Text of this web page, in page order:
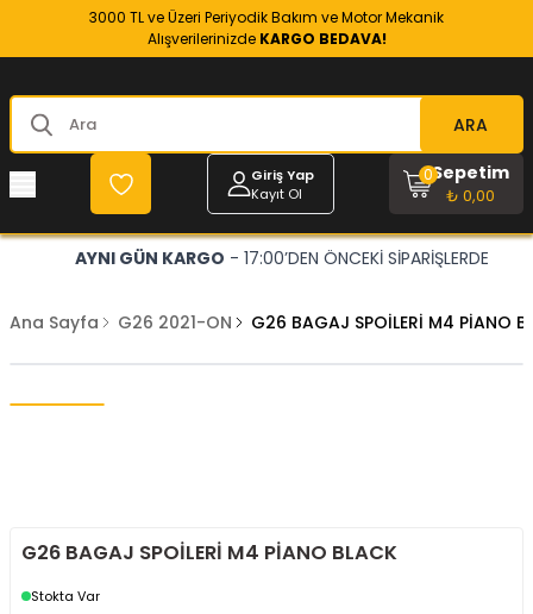
3000 TL ve Üzeri Periyodik Bakım ve Motor Mekanik
Alışverilerinizde KARGO BEDAVA!
ARA
Giriş Yap
Kayıt Ol
Sepetim
₺ 0,00
0
AYNI GÜN KARGO - 17:00’DEN ÖNCEKİ SİPARİŞLERDE
Ana Sayfa G26 2021-ON G26 BAGAJ SPOİLERİ M4 PİANO
G26 BAGAJ SPOİLERİ M4 PİANO BLACK
Stokta Var